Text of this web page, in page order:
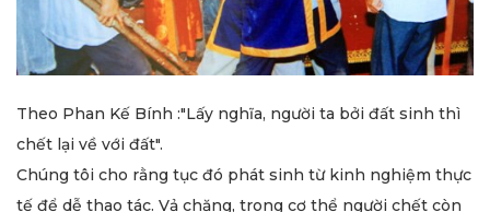
Theo Phan Kế Bính :"Lấy nghĩa, người ta bởi đất sinh thì
chết lại về với đất".
Chúng tôi cho rằng tục đó phát sinh từ kinh nghiệm thực
tế để dễ thao tác. Vả chăng, trong cơ thể người chết còn